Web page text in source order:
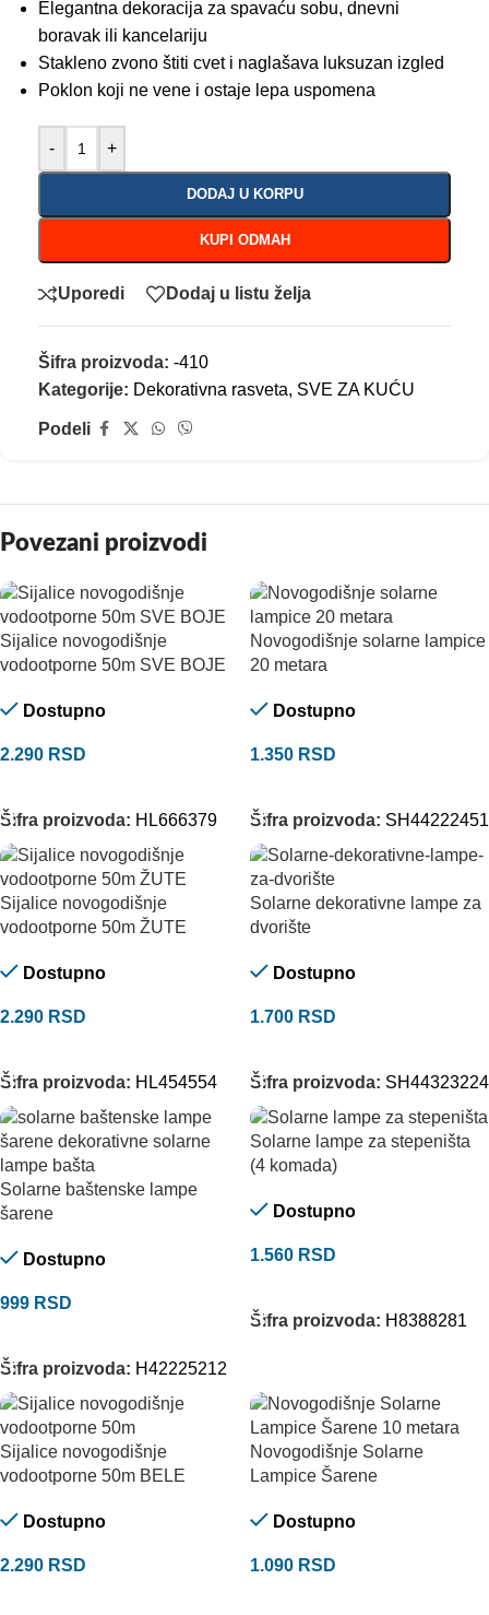
Elegantna dekoracija za spavaću sobu, dnevni
boravak ili kancelariju
Stakleno zvono štiti cvet i naglašava luksuzan izgled
Poklon koji ne vene i ostaje lepa uspomena
- +
DODAJ U KORPU
KUPI ODMAH
Uporedi Dodaj u listu želja
Šifra proizvoda: -410
Kategorije: Dekorativna rasveta, SVE ZA KUĆU
Podeli
Povezani proizvodi
Sijalice novogodišnje
vodootporne 50m SVE BOJE
Dostupno
2.290 RSD
Šifra proizvoda: HL666379
Novogodišnje solarne lampice
20 metara
Dostupno
1.350 RSD
Šifra proizvoda: SH44222451
Sijalice novogodišnje
vodootporne 50m ŽUTE
Dostupno
2.290 RSD
Šifra proizvoda: HL454554
Solarne dekorativne lampe za
dvorište
Dostupno
1.700 RSD
Šifra proizvoda: SH44323224
Solarne baštenske lampe
šarene
Dostupno
999 RSD
Šifra proizvoda: H42225212
Solarne lampe za stepeništa
(4 komada)
Dostupno
1.560 RSD
Šifra proizvoda: H8388281
Sijalice novogodišnje
vodootporne 50m BELE
Dostupno
2.290 RSD
Novogodišnje Solarne
Lampice Šarene
Dostupno
1.090 RSD